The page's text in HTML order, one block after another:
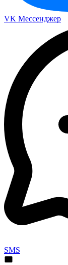
VK Мессенджер
SMS